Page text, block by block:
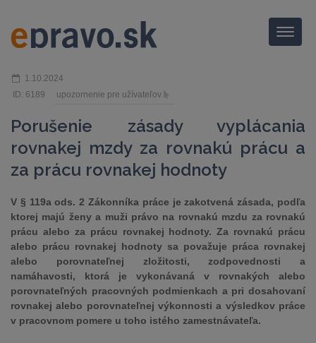
Menu
1.10.2024
ID: 6189
upozornenie pre užívateľov
Porušenie zásady vyplácania
rovnakej mzdy za rovnakú prácu a
za prácu rovnakej hodnoty
V § 119a ods. 2 Zákonníka práce je zakotvená zásada, podľa
ktorej majú ženy a muži právo na rovnakú mzdu za rovnakú
prácu alebo za prácu rovnakej hodnoty. Za rovnakú prácu
alebo prácu rovnakej hodnoty sa považuje práca rovnakej
alebo porovnateľnej zložitosti, zodpovednosti a
namáhavosti, ktorá je vykonávaná v rovnakých alebo
porovnateľných pracovných podmienkach a pri dosahovaní
rovnakej alebo porovnateľnej výkonnosti a výsledkov práce
v pracovnom pomere u toho istého zamestnávateľa.